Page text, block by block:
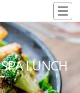
LUNCH